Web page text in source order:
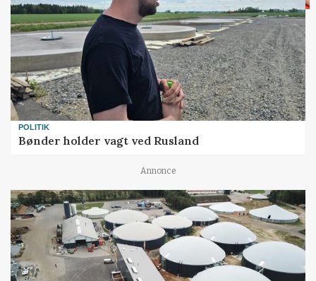
POLITIK
Bønder holder vagt ved Rusland
Annonce